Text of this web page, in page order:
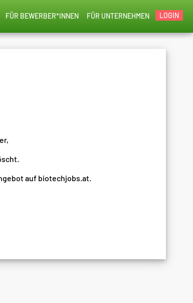
LOGIN
FÜR UNTERNEHMEN
FÜR BEWERBER*INNEN
auf biotechjobs.at.